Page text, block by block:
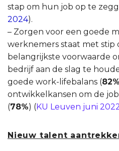
stap om hun job op te
2024).
– Zorgen voor een goede
werknemers staat met stip
belangrijkste voorwaarde
bedrijf aan de slag te
goede work-lifebalans (82%
ontwikkelkansen om de
(78%) (KU Leuven juni
Nieuw talent